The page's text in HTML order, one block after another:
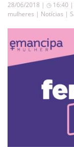
28/06/2018 | ◷ 16:40 |
mulheres | Notícias |